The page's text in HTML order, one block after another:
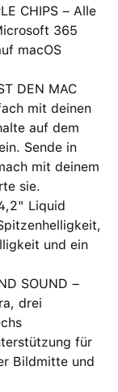
CHIPS – Alle
365
macOS
DEN MAC
mit deinen
auf dem
Sende in
mit deinem
sie.
Liquid
und ein
SOUND –
drei
für
Bildmitte und